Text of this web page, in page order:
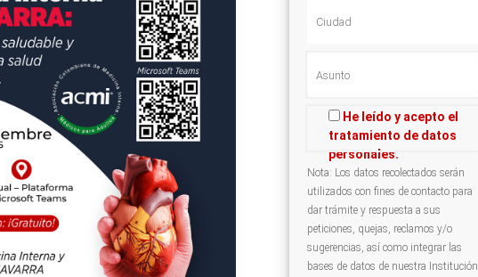
He leído y acepto el
tratamiento de datos
personales.
Nota: Los datos recolectados serán
utilizados con fines de contacto para
dar trámite y respuesta a sus
peticiones, quejas, reclamos y/o
sugerencias, así como integrar las
bases de datos de nuestra Institución